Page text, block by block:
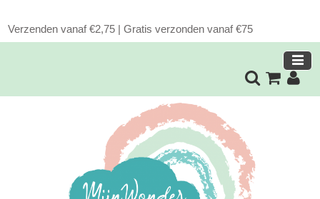
Verzenden vanaf €2,75 | Gratis verzonden vanaf €75